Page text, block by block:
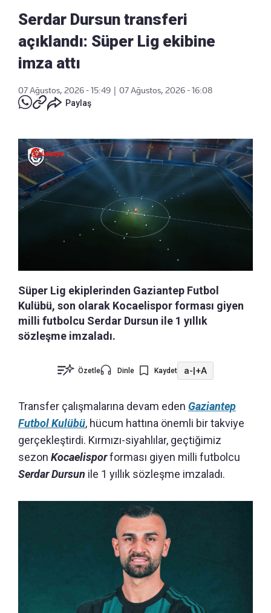
Serdar Dursun transferi
açıklandı: Süper Lig ekibine
imza attı
07 Ağustos, 2026 - 15:49
07 Ağustos, 2026 - 16:08
Paylaş
Süper Lig ekiplerinden Gaziantep Futbol
Kulübü, son olarak Kocaelispor forması giyen
milli futbolcu Serdar Dursun ile 1 yıllık
sözleşme imzaladı.
Özetle Dinle Kaydet a-|+A
Transfer çalışmalarına devam eden Gaziantep
Futbol Kulübü, hücum hattına önemli bir takviye
gerçekleştirdi. Kırmızı-siyahlılar, geçtiğimiz
sezon Kocaelisporforması giyen milli futbolcu
Serdar Dursun ile 1 yıllık sözleşme imzaladı.